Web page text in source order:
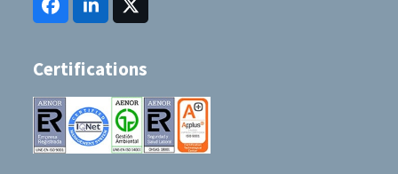
FacebookLinkedInTwitter
(deprecated)
Certifications